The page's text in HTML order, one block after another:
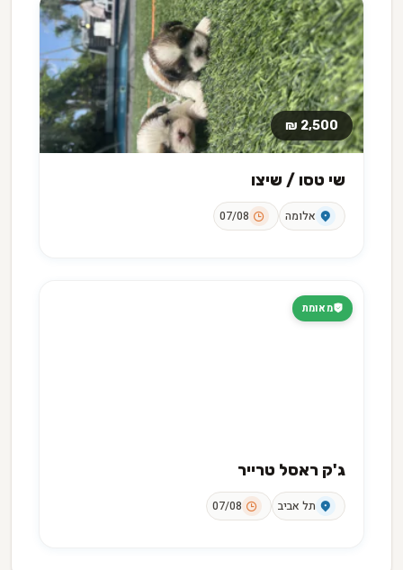
2,500 ₪
שי טסו / שיצו
אלומה 07/08
מאומת
ג'ק ראסל טרייר
תל אביב 07/08